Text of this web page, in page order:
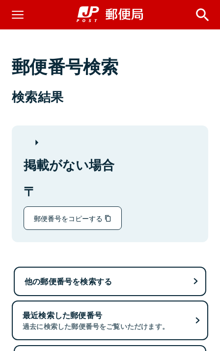
郵便番号検索
検索結果
掲載がない場合
郵便番号をコピーする
他の郵便番号を検索する
最近検索した郵便番号
過去に検索した郵便番号をご覧いただけます。